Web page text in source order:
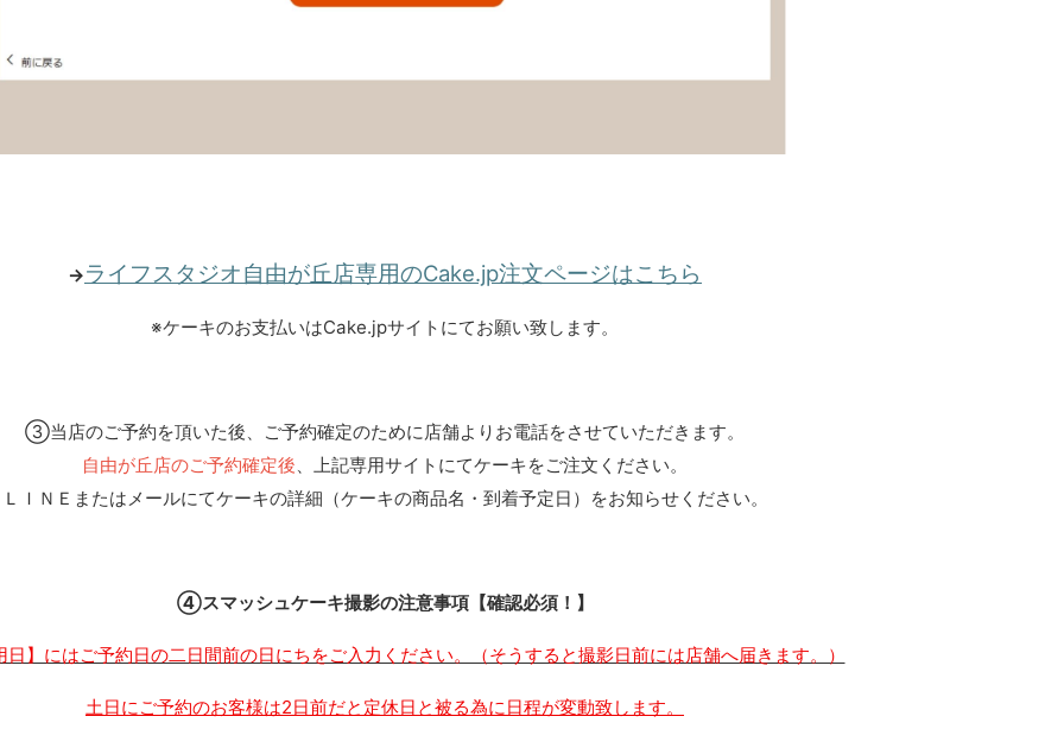
→ライフスタジオ自由が丘店専用のCake.jp注文ページはこちら
※ケーキのお支払いはCake.jpサイトにてお願い致します。
③当店のご予約を頂いた後、ご予約確定のために店舗よりお電話をさせていただきます。
自由が丘店のご予約確定後、上記専用サイトにてケーキをご注文ください。
ＬＩＮＥまたはメールにてケーキの詳細（ケーキの商品名・到着予定日）をお知らせください。
④スマッシュケーキ撮影の注意事項【確認必須！】
】にはご予約日の二日間前の日にちをご入力ください。（そうすると撮影日前には店舗へ届きます。）
土日にご予約のお客様は2日前だと定休日と被る為に日程が変動致します。